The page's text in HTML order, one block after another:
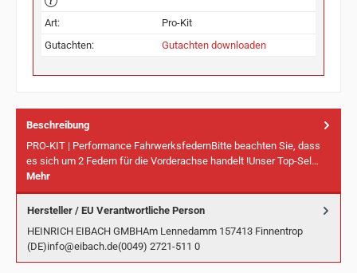
Art:
Pro-Kit
Gutachten:
Gutachten downloaden
Beschreibung
PRO-KIT | Performance FahrwerksfedernBitte beachten Sie, dass
es sich um 2 Federn für die Vorderachse handelt !Unser Top-Sel…
Mehr
Hersteller / EU Verantwortliche Person
HEINRICH EIBACH GMBHAm Lennedamm 157413 Finnentrop
(DE)info@eibach.de(0049) 2721-511 0